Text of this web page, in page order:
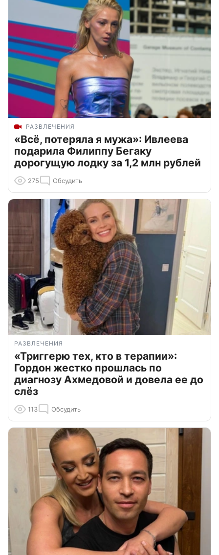
РАЗВЛЕЧЕНИЯ
«Всё, потеряла я мужа»: Ивлеева
подарила Филиппу Бегаку
дорогущую лодку за 1,2 млн рублей
275 Обсудить
РАЗВЛЕЧЕНИЯ
«Триггерю тех, кто в терапии»:
Гордон жестко прошлась по
диагнозу Ахмедовой и довела ее до
слёз
113 Обсудить